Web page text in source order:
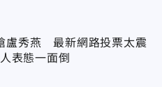
盧秀燕 最新網路投票太震
表態一面倒